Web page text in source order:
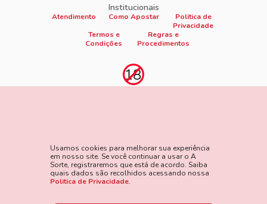
Usamos cookies para melhorar sua experiência
em nosso site. Se você continuar a usar o A
Sorte, registraremos que está de acordo. Saiba
quais dados são recolhidos acessando nossa
Politica de Privacidade.
Institucionais
Atendimento Como Apostar
Politica de
Privacidade
Termos e
Condições
Regras e
Procedimentos
perdas financeiras e em excesso podem causar riscos à saúde.
Veja nossa página de Jogo Responsável para mais detalhes e
as ferramentas disponíveis. Jogue com responsabilidade:
www.gamblersanonymous.orgAcesse aqui os Termos e
Condições do site.